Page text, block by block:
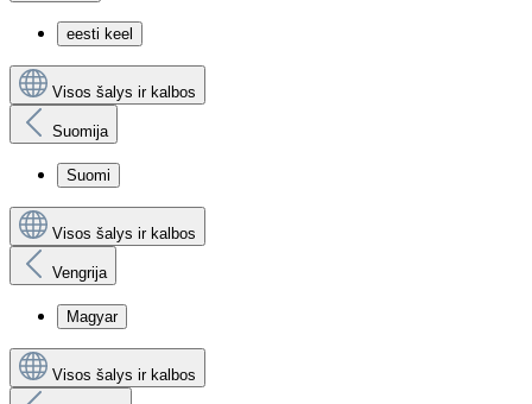
eesti keel
Visos šalys ir kalbos
Suomija
Suomi
Visos šalys ir kalbos
Vengrija
Magyar
Visos šalys ir kalbos